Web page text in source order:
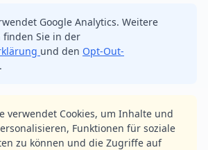
Google Analytics. Weitere
Sie in der
und den Opt-Out-
.
verwendet Cookies, um Inhalte und
Funktionen für soziale
zu können und die Zugriffe auf